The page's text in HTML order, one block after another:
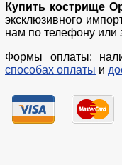
Купить кострище
эксклюзивного
нам по телефону или
Формы оплаты:
способах оплаты и